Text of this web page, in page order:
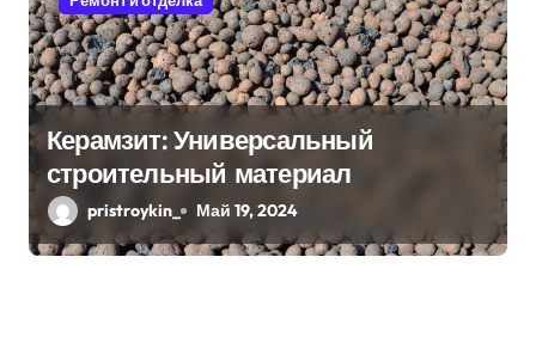
Керамзит: Универсальный
строительный материал
pristroykin_ Май 19, 2024